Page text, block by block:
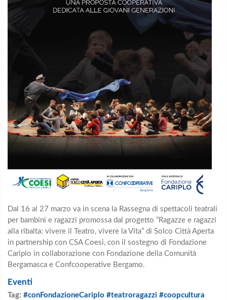
Dal 16 al 27 marzo va in scena la Rassegna di spettacoli teatrali
per bambini e ragazzi promossa dal progetto “Ragazze e ragazzi
alla ribalta: vivere il Teatro, vivere la Vita” di Solco Città Aperta
in partnership con CSA Coesi, con il sostegno di Fondazione
Cariplo in collaborazione con Fondazione della Comunità
Bergamasca e Confcooperative Bergamo.
Eventi
Tag: #conFondazioneCariplo #teatroragazzi #coopcultura